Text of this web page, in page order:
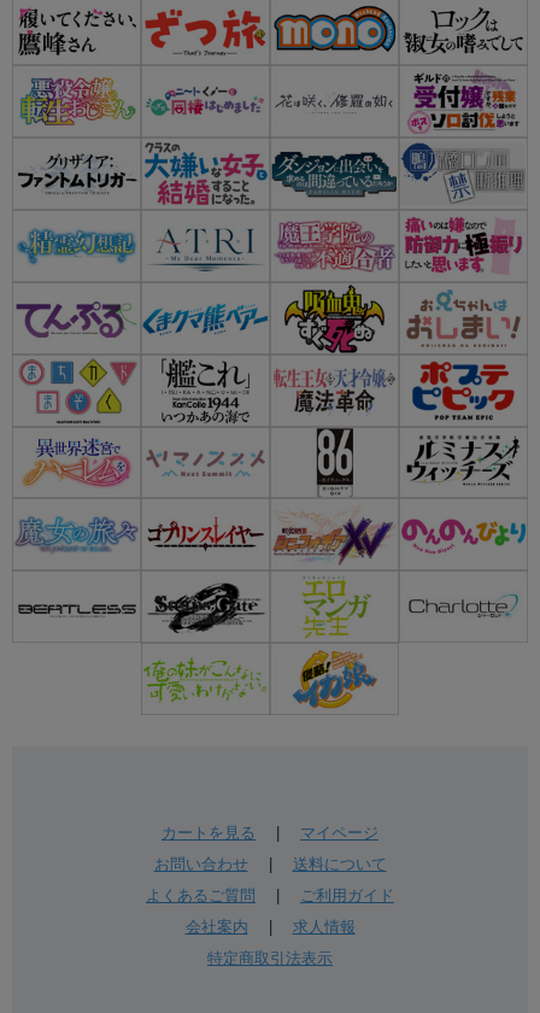
カートを見る
マイページ
お問い合わせ| 送料について
よくあるご質問
ご利用ガイド
会社案内
求人情報
特定商取引法表示